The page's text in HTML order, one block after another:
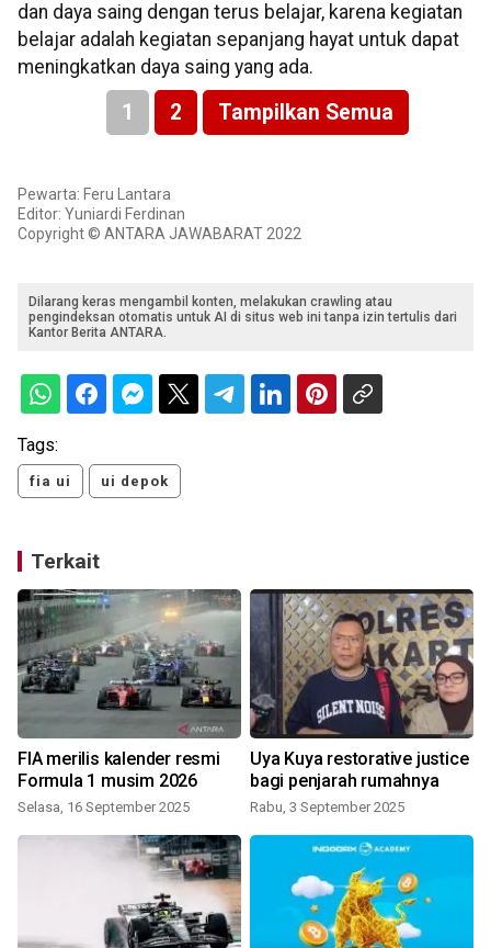
dan daya saing dengan terus belajar, karena kegiatan
belajar adalah kegiatan sepanjang hayat untuk dapat
meningkatkan daya saing yang ada.
1 2 Tampilkan Semua
Pewarta: Feru Lantara
Editor: Yuniardi Ferdinan
Copyright © ANTARA JAWABARAT 2022
Dilarang keras mengambil konten, melakukan crawling atau
pengindeksan otomatis untuk AI di situs web ini tanpa izin tertulis dari
Kantor Berita ANTARA.
Tags:
fia ui ui depok
Terkait
FIA merilis kalender resmi
Formula 1 musim 2026
Selasa, 16 September 2025
Uya Kuya restorative justice
bagi penjarah rumahnya
Rabu, 3 September 2025